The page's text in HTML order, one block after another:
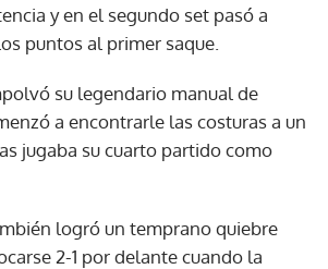
y en el segundo set pasó a
puntos al primer saque.
su legendario manual de
a encontrarle las costuras a un
jugaba su cuarto partido como
logró un temprano quiebre
2-1 por delante cuando la